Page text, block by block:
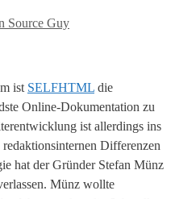
Source Guy
ist SELFHTML die
Online-Dokumentation zu
ist allerdings ins
Differenzen
hat der Gründer Stefan Münz
Münz wollte